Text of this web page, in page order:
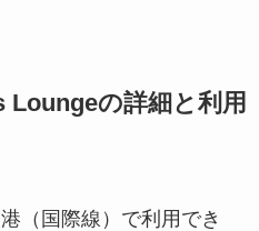
Loungeの詳細と利用
（国際線）で利用でき